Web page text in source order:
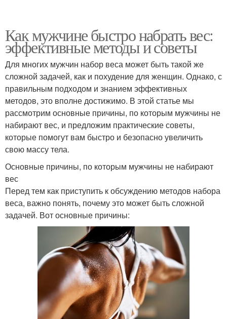
Как мужчине быстро набрать вес:
эффективные методы и советы
Для многих мужчин набор веса может быть такой же
сложной задачей, как и похудение для женщин. Однако, с
правильным подходом и знанием эффективных
методов, это вполне достижимо. В этой статье мы
рассмотрим основные причины, по которым мужчины не
набирают вес, и предложим практические советы,
которые помогут вам быстро и безопасно увеличить
свою массу тела.
Основные причины, по которым мужчины не набирают
вес
Перед тем как приступить к обсуждению методов набора
веса, важно понять, почему это может быть сложной
задачей. Вот основные причины: